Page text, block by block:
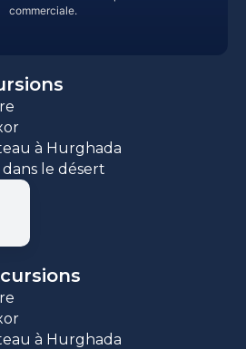
commerciale.
à Hurghada
le désert
à Hurghada